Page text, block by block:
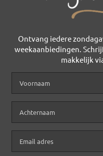
Ontvang iedere
weekaanbiedingen.
makkelijk